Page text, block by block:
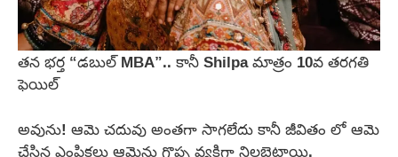
తన భర్త “డబుల్ MBA”.. కానీ Shilpa మాత్రం 10వ తరగతి
ఫెయిల్
అవును! ఆమె చదువు అంతగా సాగలేదు కానీ జీవితం లో ఆమె
చేసిన ఎంపికలు ఆమెను గొప్ప వ్యక్తిగా నిలబెట్టాయి.